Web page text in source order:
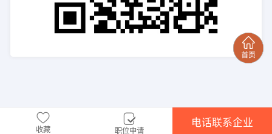
收藏 职位申请
电话联系企业